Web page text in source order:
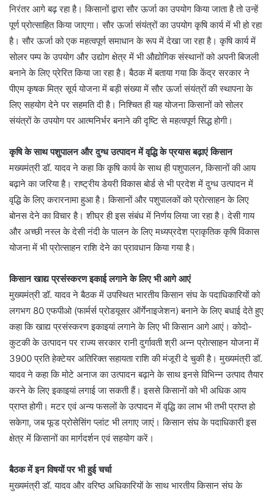
निरंतर आगे बढ़ रहा है। किसानों द्वारा सौर ऊर्जा का उपयोग किया जाता है तो उन्हें
पूर्ण प्रोत्साहित किया जाएगा। सौर ऊर्जा संयंत्रों का उपयोग कृषि कार्य में भी हो रहा
है। सौर ऊर्जा को एक महत्वपूर्ण समाधान के रूप में देखा जा रहा है। कृषि कार्य में
सोलर पम्प के उपयोग और उद्योग क्षेत्र में भी औद्योगिक संस्थानों को अपनी बिजली
बनाने के लिए प्रेरित किया जा रहा है। बैठक में बताया गया कि केंद्र सरकार ने
पीएम कृषक मित्र सूर्य योजना में बड़ी संख्या में सौर ऊर्जा संयंत्रों की स्थापना के
लिए सहयोग देने पर सहमति दी है। निश्चित ही यह योजना किसानों को सोलर
संयंत्रों के उपयोग पर आत्मनिर्भर बनाने की दृष्टि से महत्वपूर्ण सिद्ध होगी।
कृषि के साथ पशुपालन और दुग्ध उत्पादन में वृद्धि के प्रयास बढ़ाएं किसान
मख्यमंत्री डॉ. यादव ने कहा कि कृषि कार्य के साथ ही पशुपालन, किसानों की आय
बढ़ाने का जरिया है। राष्ट्रीय डेयरी विकास बोर्ड से भी प्रदेश में दुग्ध उत्पादन में
वृद्धि के लिए करारनामा हुआ है। किसानों और पशुपालकों को प्रोत्साहन के लिए
बोनस देने का विचार है। शीघ्र ही इस संबंध में निर्णय लिया जा रहा है। देसी गाय
और अच्छी नस्ल के देसी नंदी के पालन के लिए मध्यप्रदेश प्राकृतिक कृषि विकास
योजना में भी प्रोत्साहन राशि देने का प्रावधान किया गया है।
किसान खाद्य प्रसंस्करण इकाई लगाने के लिए भी आगे आएं
मुख्यमंत्री डॉ. यादव ने बैठक में उपस्थित भारतीय किसान संघ के पदाधिकारियों को
लगभग 80 एफपीओ (फार्मर्स प्रोडयूसर ऑर्गेनाइजेशन) बनाने के लिए बधाई देते हुए
कहा कि खाद्य प्रसंस्करण इकाइयां लगाने के लिए भी किसान आगे आएं। कोदो-
कुटकी के उत्पादन पर राज्य सरकार रानी दुर्गावती श्री अन्न प्रोत्साहन योजना में
3900 प्रति हेक्टेयर अतिरिक्त सहायता राशि की मंजूरी दे चुकी है। मुख्यमंत्री डॉ.
यादव ने कहा कि मोटे अनाज का उत्पादन बढ़ाने के साथ इनसे विभिन्न उत्पाद तैयार
करने के लिए इकाइयां लगाई जा सकती हैं। इससे किसानों को भी अधिक आय
प्राप्त होगी। मटर एवं अन्य फसलों के उत्पादन में वृद्धि का लाभ भी तभी प्राप्त हो
सकेगा, जब फूड प्रोसेसिंग प्लांट भी लगाए जाएं। किसान संघ के पदाधिकारी इस
क्षेत्र में किसानों का मार्गदर्शन एवं सहयोग करें।
बैठक में इन विषयों पर भी हुई चर्चा
मुख्यमंत्री डॉ. यादव और वरिष्ठ अधिकारियों के साथ भारतीय किसान संघ के